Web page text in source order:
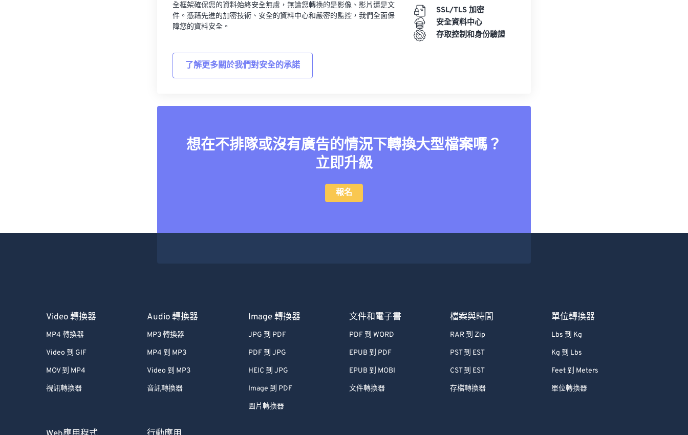
全框架確保您的資料始終安全無虞，無論您轉換的是影像、影片還是文
件。憑藉先進的加密技術、安全的資料中心和嚴密的監控，我們全面保
障您的資料安全。
了解更多關於我們對安全的承諾
SSL/TLS 加密
安全資料中心
存取控制和身份驗證
想在不排隊或沒有廣告的情況下轉換大型檔案嗎？
立即升級
報名
Video 轉換器
MP4 轉換器
Video 到 GIF
MOV 到 MP4
視訊轉換器
Audio 轉換器
MP3 轉換器
MP4 到 MP3
Video 到 MP3
音訊轉換器
Image 轉換器
JPG 到 PDF
PDF 到 JPG
HEIC 到 JPG
Image 到 PDF
圖片轉換器
文件和電子書
PDF 到 WORD
EPUB 到 PDF
EPUB 到 MOBI
文件轉換器
檔案與時間
RAR 到 Zip
PST 到 EST
CST 到 EST
存檔轉換器
單位轉換器
Lbs 到 Kg
Kg 到 Lbs
Feet 到 Meters
單位轉換器